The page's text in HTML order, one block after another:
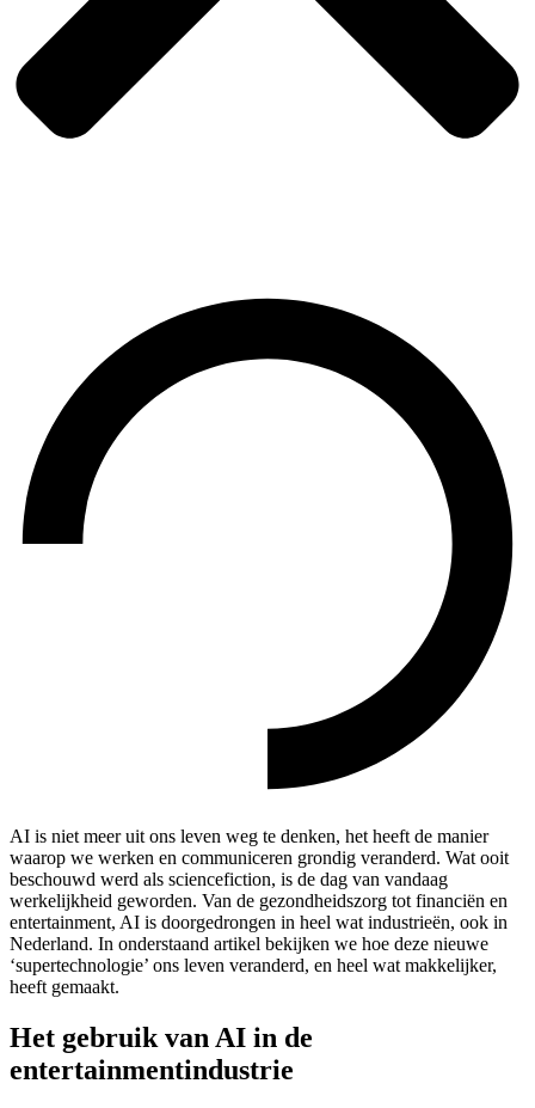
AI is niet meer uit ons leven weg te denken, het heeft de manier
waarop we werken en communiceren grondig veranderd. Wat ooit
beschouwd werd als sciencefiction, is de dag van vandaag
werkelijkheid geworden. Van de gezondheidszorg tot financiën en
entertainment, AI is doorgedrongen in heel wat industrieën, ook in
Nederland. In onderstaand artikel bekijken we hoe deze nieuwe
‘supertechnologie’ ons leven veranderd, en heel wat makkelijker,
heeft gemaakt.
Het gebruik van AI in de
entertainmentindustrie